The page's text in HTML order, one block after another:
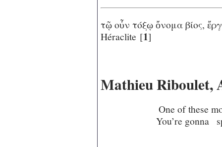
τῷ οὖν τόξῳ ὄνομα βίος,
Héraclite [1]
Mathieu Riboulet,
One of these
You’re gonna